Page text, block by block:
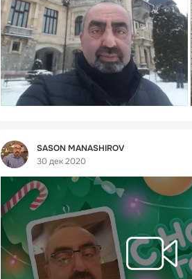
Фид
SASON MANASHIROV
30 дек 2020